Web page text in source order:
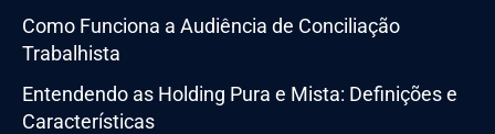
Como Funciona a Audiência de Conciliação
Trabalhista
Entendendo as Holding Pura e Mista: Definições e
Características